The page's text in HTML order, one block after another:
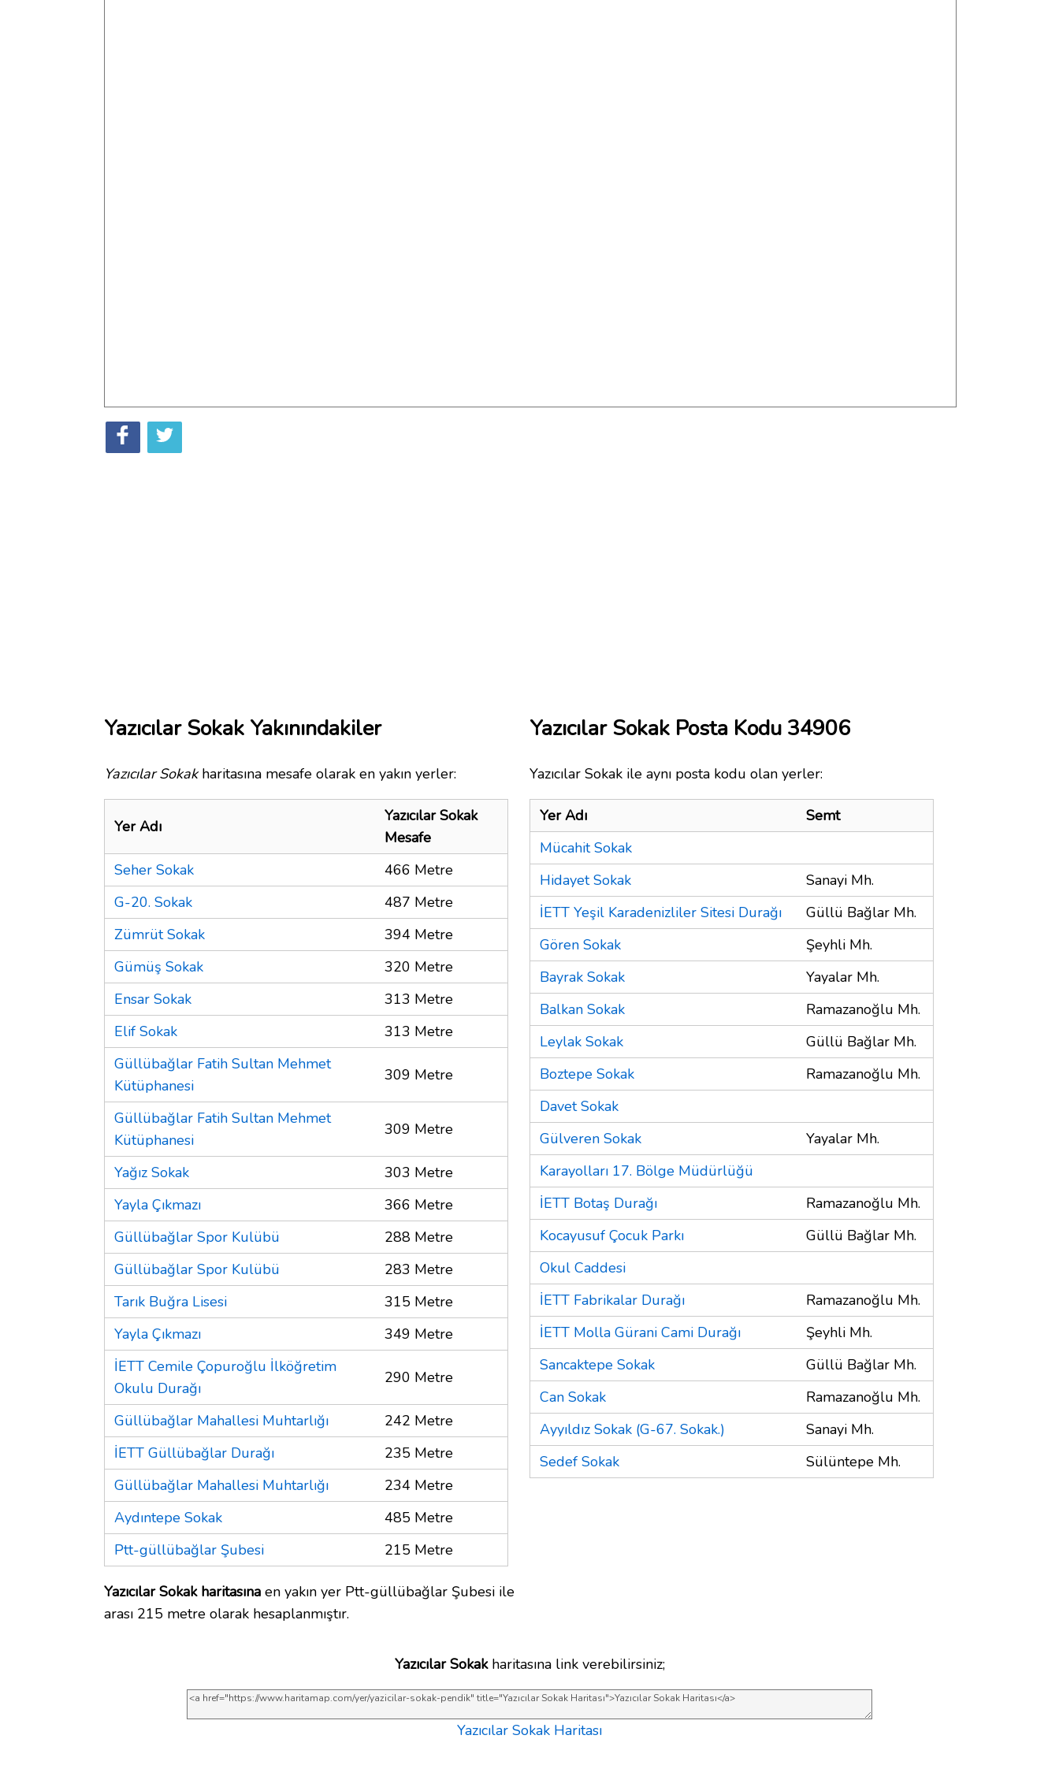
Yazıcılar Sokak Yakınındakiler
Yazıcılar Sokakharitasına mesafe olarak en yakın yerler:
Yer Adı
Yazıcılar Sokak
Mesafe
Seher Sokak
466 Metre
G-20. Sokak
487 Metre
Zümrüt Sokak
394 Metre
Gümüş Sokak
320 Metre
Ensar Sokak
313 Metre
Elif Sokak
313 Metre
Güllübağlar Fatih Sultan Mehmet
Kütüphanesi
309 Metre
Güllübağlar Fatih Sultan Mehmet
Kütüphanesi
309 Metre
Yağız Sokak
303 Metre
Yayla Çıkmazı
366 Metre
Güllübağlar Spor Kulübü
288 Metre
Güllübağlar Spor Kulübü
283 Metre
Tarık Buğra Lisesi
315 Metre
Yayla Çıkmazı
349 Metre
İETT Cemile Çopuroğlu İlköğretim
Okulu Durağı
290 Metre
Güllübağlar Mahallesi Muhtarlığı
242 Metre
İETT Güllübağlar Durağı
235 Metre
Güllübağlar Mahallesi Muhtarlığı
234 Metre
Aydıntepe Sokak
485 Metre
Ptt-güllübağlar Şubesi
215 Metre
Yazıcılar Sokak haritasına en yakın yer Ptt-güllübağlar Şubesi ile
arası 215 metre olarak hesaplanmıştır.
Yazıcılar Sokak Posta Kodu 34906
Yazıcılar Sokak ile aynı posta kodu olan yerler:
Yer Adı
Semt
Mücahit Sokak
Hidayet Sokak
Sanayi Mh.
İETT Yeşil Karadenizliler Sitesi Durağı
Güllü Bağlar Mh.
Gören Sokak
Şeyhli Mh.
Bayrak Sokak
Yayalar Mh.
Balkan Sokak
Ramazanoğlu Mh.
Leylak Sokak
Güllü Bağlar Mh.
Boztepe Sokak
Ramazanoğlu Mh.
Davet Sokak
Gülveren Sokak
Yayalar Mh.
Karayolları 17. Bölge Müdürlüğü
İETT Botaş Durağı
Ramazanoğlu Mh.
Kocayusuf Çocuk Parkı
Güllü Bağlar Mh.
Okul Caddesi
İETT Fabrikalar Durağı
Ramazanoğlu Mh.
İETT Molla Gürani Cami Durağı
Şeyhli Mh.
Sancaktepe Sokak
Güllü Bağlar Mh.
Can Sokak
Ramazanoğlu Mh.
Ayyıldız Sokak (G-67. Sokak.)
Sanayi Mh.
Sedef Sokak
Sülüntepe Mh.
Yazıcılar Sokakharitasına link verebilirsiniz;
Yazıcılar Sokak Haritası